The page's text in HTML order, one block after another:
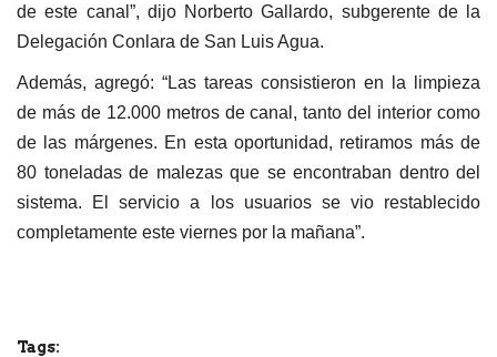
de este canal”, dijo Norberto Gallardo, subgerente de la
Delegación Conlara de San Luis Agua.
Además, agregó: “Las tareas consistieron en la limpieza
de más de 12.000 metros de canal, tanto del interior como
de las márgenes. En esta oportunidad, retiramos más de
80 toneladas de malezas que se encontraban dentro del
sistema. El servicio a los usuarios se vio restablecido
completamente este viernes por la mañana”.
Tags: